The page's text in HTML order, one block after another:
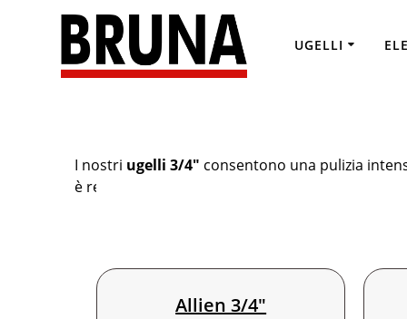
contenuto
UGELLI
I nostri ugelli 3/4″ consentono una pulizia
è realizzato in acciaio inossidabile per
Allien 3/4″